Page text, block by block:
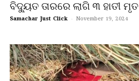
ବିଦ୍ୟୁତ ତାରରେ ଲାଗି ୩ ହାତୀ ମୃତ
Samachar Just Click - November 19, 2024